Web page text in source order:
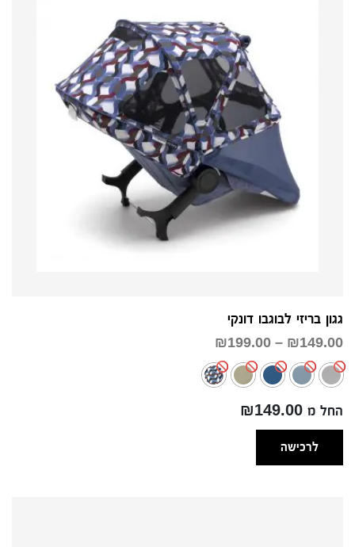
גגון בריזי לבוגבו דונקי
₪149.00
–
₪199.00
עד
החל מ ₪149.00
לרכישה